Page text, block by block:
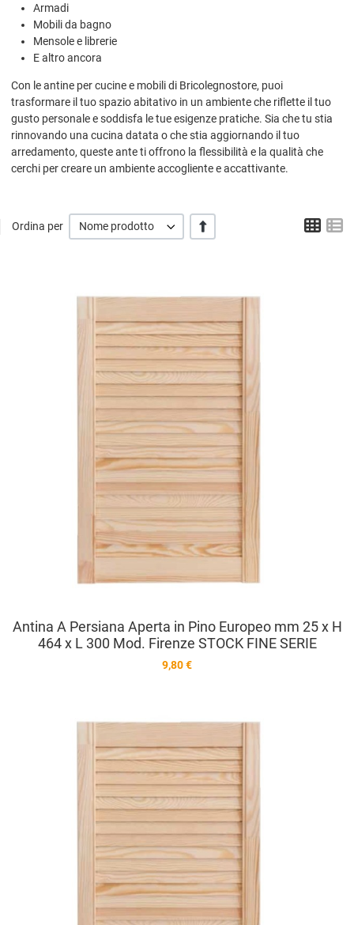
Armadi
Mobili da bagno
Mensole e librerie
E altro ancora
Con le antine per cucine e mobili di Bricolegnostore, puoi
trasformare il tuo spazio abitativo in un ambiente che riflette il tuo
gusto personale e soddisfa le tue esigenze pratiche. Sia che tu stia
rinnovando una cucina datata o che stia aggiornando il tuo
arredamento, queste ante ti offrono la flessibilità e la qualità che
cerchi per creare un ambiente accogliente e accattivante.
Ordina per Nome prodotto +/-
Antina A Persiana Aperta in Pino Europeo mm 25 x H
464 x L 300 Mod. Firenze STOCK FINE SERIE
9,80 €